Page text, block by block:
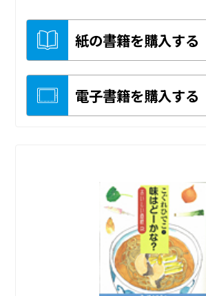
紙の書籍を購入する
電子書籍を購入する